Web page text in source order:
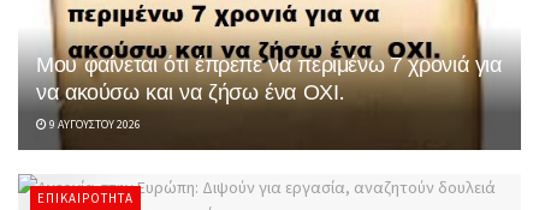
Μου φαίνεται ότι έπρεπε να περιμένω 7 χρονιά για
να ακούσω και να ζήσω ένα ΟΧΙ.
9 ΑΥΓΟΎΣΤΟΥ 2026
ΕΠΙΚΑΙΡΌΤΗΤΑ